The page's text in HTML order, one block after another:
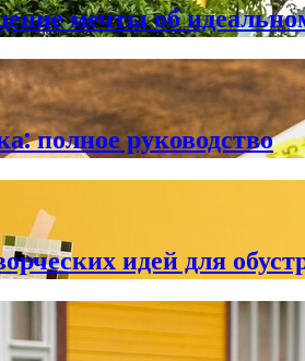
мечты об
полное руководство
идей для